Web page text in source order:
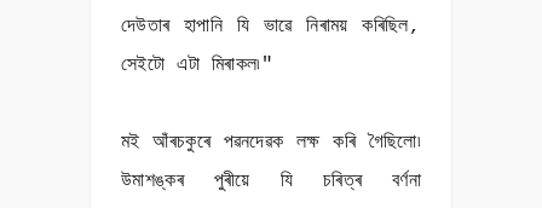
দেউতাৰ হাপানি যি ভাৱে নিৰাময় কৰিছিল,
সেইটো এটা মিৰাকল৷"
মই আঁৰচকুৰে পৱনদেৱক লক্ষ কৰি গৈছিলো৷
উমাশঙ্কৰ পুৰীয়ে যি চৰিত্ৰ বৰ্ণনা